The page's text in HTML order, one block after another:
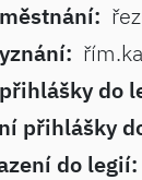
do
přihlášky
do legií: